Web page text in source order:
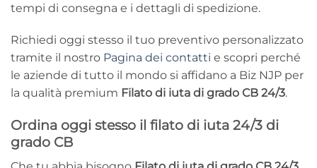
tempi di consegna e i dettagli di spedizione.
Richiedi oggi stesso il tuo preventivo personalizzato
tramite il nostro Pagina dei contatti e scopri perché
le aziende di tutto il mondo si affidano a Biz NJP per
la qualità premium Filato di iuta di grado CB 24/3.
Ordina oggi stesso il filato di iuta 24/3 di
grado CB